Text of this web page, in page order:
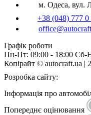
м. Одеса, вул.
+38 (048) 777 0
Графік роботи
Пн-Пт: 09:00 - 18:00 Сб-
Копірайт © autocraft.ua |
Розробка сайту:
Інформація про
Попереднє оцінювання